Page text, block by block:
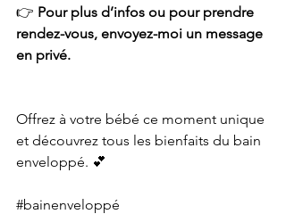
👉 Pour plus d’infos ou pour prendre
rendez-vous, envoyez-moi un message
en privé.
Offrez à votre bébé ce moment unique
et découvrez tous les bienfaits du bain
enveloppé. 💕
#bainenveloppé